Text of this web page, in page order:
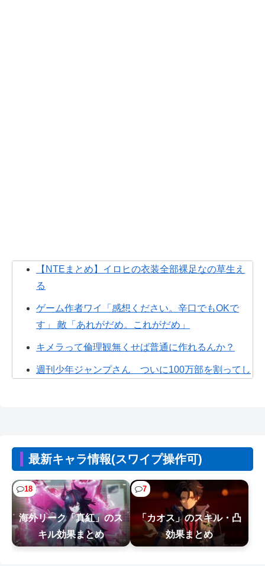
【NTEまとめ】イロヒの衣装全部裸足なの草生え
る
ゲーム作者ワイ「感想ください。辛口でもOKで
す」 敵「あれがだめ。これがだめ」
キメラって倫理観無くせば普通に作れるんか？
週刊少年ジャンプさん ついに100万部を割ってし
4939円！喋りたいだけなら公園に行...
【悲報】漫画家、カウンセラーに自分の作品を
「気持ち悪い」と言われショックを受けて...
【悲報】女の子、被災地に大量の「手作りおにぎ
り」を届けるｗｗｗｗ
【NTEまとめ】最近釣りレベル9になったばかりだ
最新キャラ情報(スワイプ操作可)
18
海外リーク「真紅」のス
キル効果まとめ
7
「カオス」のスキル・凸
効果まとめ